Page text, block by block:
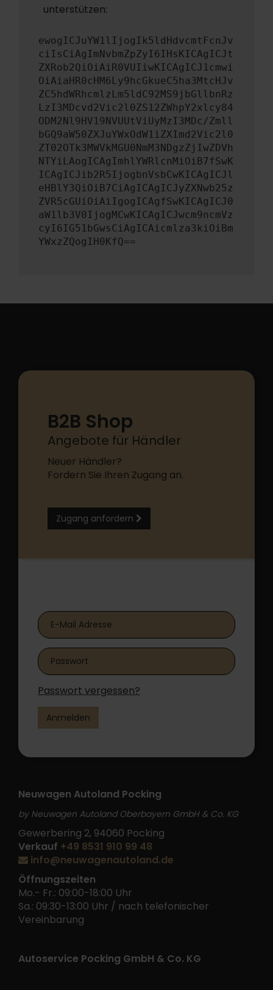
unterstützen:
ewogICJuYW1lIjogIk5ldHdvcmtFcnJv
ciIsCiAgImNvbmZpZyI6IHsKICAgICJt
ZXRob2QiOiAiR0VUIiwKICAgICJ1cmwi
OiAiaHR0cHM6Ly9hcGkueC5ha3MtcHJv
ZC5hdWRhcmlzLm5ldC92MS9jbGllbnRz
LzI3MDcvd2Vic2l0ZS12ZWhpY2xlcy84
ODM2Nl9HV19NVUUtViUyMzI3MDc/Zmll
bGQ9aW50ZXJuYWxOdW1iZXImd2Vic2l0
ZT02OTk3MWVkMGU0NmM3NDgzZjIwZDVh
NTYiLAogICAgImhlYWRlcnMiOiB7fSwK
ICAgICJib2R5IjogbnVsbCwKICAgICJl
eHBlY3QiOiB7CiAgICAgICJyZXNwb25z
ZVR5cGUiOiAiIgogICAgfSwKICAgICJ0
aW1lb3V0IjogMCwKICAgICJwcm9ncmVz
cyI6IG51bGwsCiAgICAicmlza3kiOiBm
YWxzZQogIH0KfQ==
B2B Shop
Angebote für Händler
Neuer Händler?
Fordern Sie Ihren Zugang an.
Zugang anfordern
Passwort vergessen?
Anmelden
Neuwagen Autoland Pocking
by Neuwagen Autoland Oberbayern GmbH & Co. KG
Gewerbering 2, 94060 Pocking
Verkauf +49 8531 910 99 48
info@neuwagenautoland.de
Öffnungszeiten
Mo.- Fr.: 09:00-18:00 Uhr
Sa.: 09:30-13:00 Uhr / nach telefonischer
Vereinbarung
Autoservice Pocking GmbH & Co. KG